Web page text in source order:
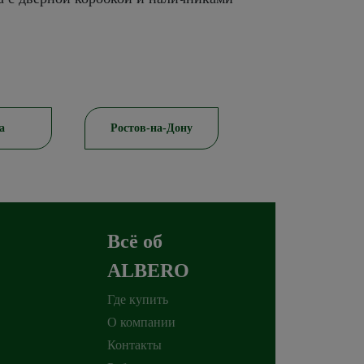
Ростов-на-Дону
Всё об
ALBERO
Где купить
О компании
Контакты